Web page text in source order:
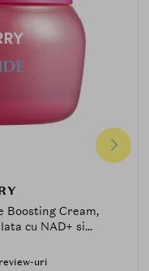
Boosting Cream,
cu NAD+ si...
uri